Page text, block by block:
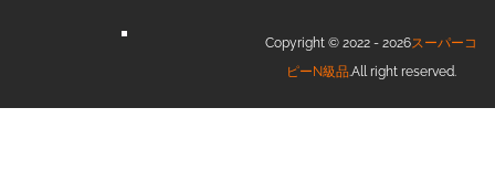
Copyright © 2022 - 2026スーパーコ
ピーN級品.All right reserved.